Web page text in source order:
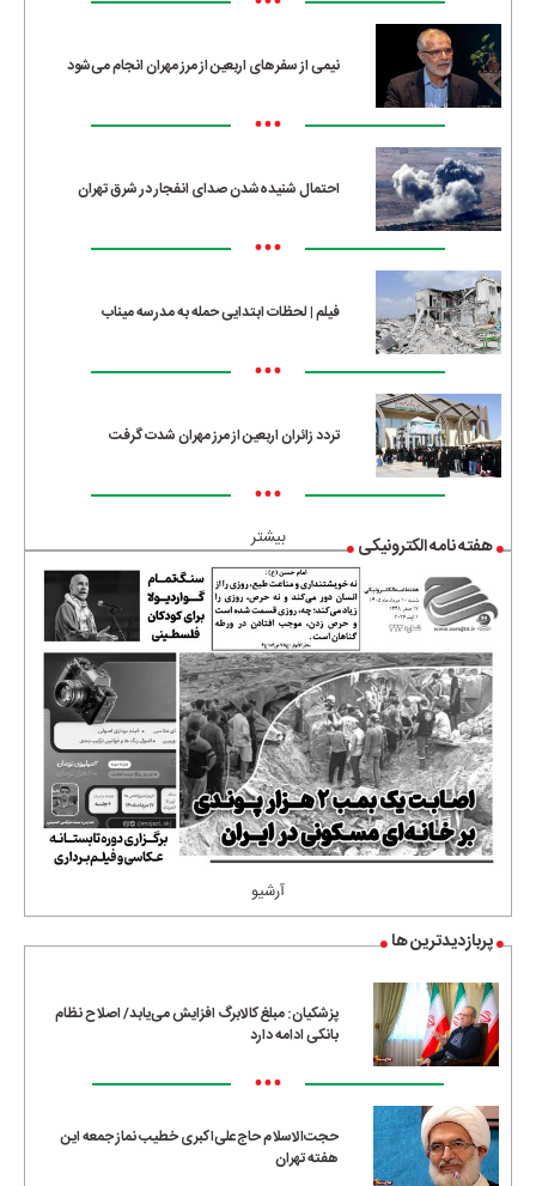
نیمی از سفرهای اربعین از مرز مهران انجام می‌شود
•••
احتمال شنیده‌شدن صدای انفجار در شرق تهران
•••
فیلم | لحظات ابتدایی حمله به مدرسه میناب
•••
تردد زائران اربعین از مرز مهران شدت گرفت
•••
بیشتر هفته نامه الکترونیکی
آرشیو
پربازدیدترین ها
پزشکیان: مبلغ کالابرگ افزایش می‌یابد/ اصلاح نظام
بانکی ادامه دارد
•••
حجت‌الاسلام حاج‌علی‌اکبری خطیب نماز جمعه این
هفته تهران